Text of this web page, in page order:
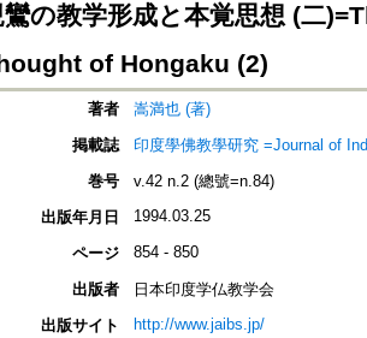
鸞の教学形成と本覚思想 (二
of Hongaku (2)
著者
嵩満也 (著)
掲載誌
印度學佛教學研究 =Journal of
巻号
v.42 n.2 (總號=n.84)
出版年月日
1994.03.25
ページ 854 - 850
出版者
日本印度学仏教学会
出版サイト
http://www.jaibs.jp/